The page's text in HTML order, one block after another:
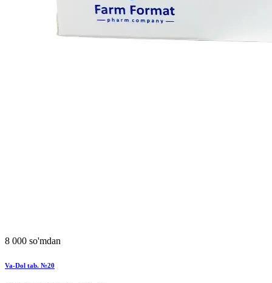
8 000 so'mdan
Va-Dol tab. №20